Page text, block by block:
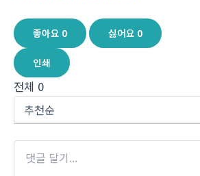
좋아요 0 싫어요 0
인쇄
전체 0